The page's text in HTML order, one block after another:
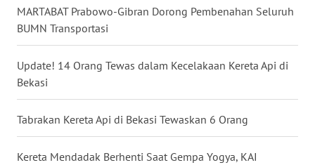
MARTABAT Prabowo-Gibran Dorong Pembenahan Seluruh
BUMN Transportasi
Update! 14 Orang Tewas dalam Kecelakaan Kereta Api di
Bekasi
Tabrakan Kereta Api di Bekasi Tewaskan 6 Orang
Kereta Mendadak Berhenti Saat Gempa Yogya, KAI
MALUKU
MALUT
DAIRI
WN